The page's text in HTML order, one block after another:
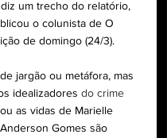
um trecho do relatório,
o colunista de O
de domingo (24/3).
jargão ou metáfora, mas
idealizadores do crime
as vidas de Marielle
Gomes são